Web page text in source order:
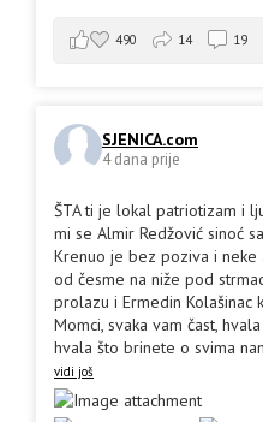
490 14 19
SJENICA.com
4 dana prije
ŠTA ti je lokal patriotizam i
mi se Almir Redžović sinoć
Krenuo je bez poziva i neke
od česme na niže pod
prolazu i Ermedin Kolašinac
Momci, svaka vam čast,
hvala što brinete o svima
vidi još